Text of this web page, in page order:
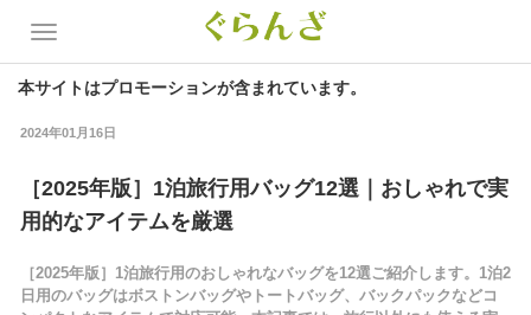
本サイトはプロモーションが含まれています。
2024年01月16日
［2025年版］1泊旅行用バッグ12選｜おしゃれで実
用的なアイテムを厳選
［2025年版］1泊旅行用のおしゃれなバッグを12選ご紹介します。1泊2
日用のバッグはボストンバッグやトートバッグ、バックパックなどコ